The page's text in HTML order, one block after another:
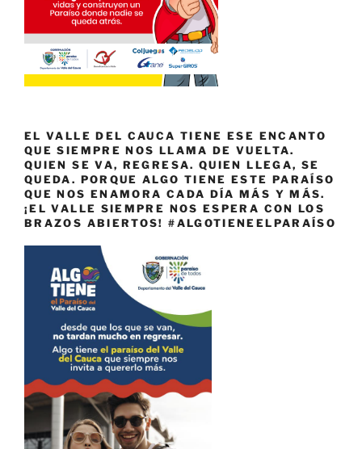
EL VALLE DEL CAUCA TIENE ESE ENCANTO
QUE SIEMPRE NOS LLAMA DE VUELTA.
QUIEN SE VA, REGRESA. QUIEN LLEGA, SE
QUEDA. PORQUE ALGO TIENE ESTE PARAÍSO
QUE NOS ENAMORA CADA DÍA MÁS Y MÁS.
¡EL VALLE SIEMPRE NOS ESPERA CON LOS
BRAZOS ABIERTOS! #ALGOTIENEELPARAÍSO